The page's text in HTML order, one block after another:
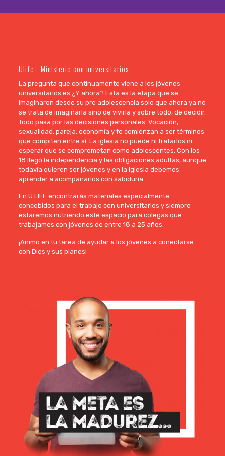
Ulife - Ministerio con universitarios
La pregunta que continuamente viene a los jóvenes
universitarios es ¿Y ahora? Esta es la etapa que se
imaginaron desde su pre adolescencia solo que ahora ya no
se trata de imaginarla sino de vivirla y sobre todo, de decidir.
Todo pasa por las decisiones personales. Vocación,
sexualidad, pareja, economía y fe comienzan a ser términos
que compiten entre sí. La iglesia no puede ni tratarlos ni
esperar que se comprometan como adolescentes. Con los
18 llegó la independencia y las obligaciones adultas, aunque
todavía quieren ser jóvenes y en la iglesia debemos
aprender a acompañarlos con sabiduría.
En U LIFE encontrarás materiales especialmente
concebidos para el trabajo con universitarios y siempre
estaremos nutriendo este espacio para colegas que
trabajamos con jóvenes de entre 18 a 25 años.
¡Animo en tu tarea de ayudar a los jóvenes a conectarse
con Dios y sus planes!